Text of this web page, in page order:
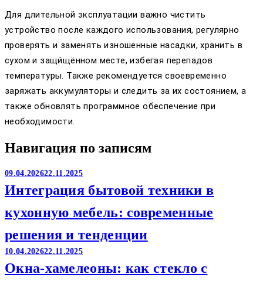
Для длительной эксплуатации важно чистить
устройство после каждого использования, регулярно
проверять и заменять изношенные насадки, хранить в
сухом и защи́щённом месте, избегая перепадов
температуры. Также рекомендуется своевременно
заряжать аккумуляторы и следить за их состоянием, а
также обновлять программное обеспечение при
необходимости.
Навигация по записям
09.04.202622.11.2025
Интеграция бытовой техники в
кухонную мебель: современные
решения и тенденции
10.04.202622.11.2025
Окна-хамелеоны: как стекло с